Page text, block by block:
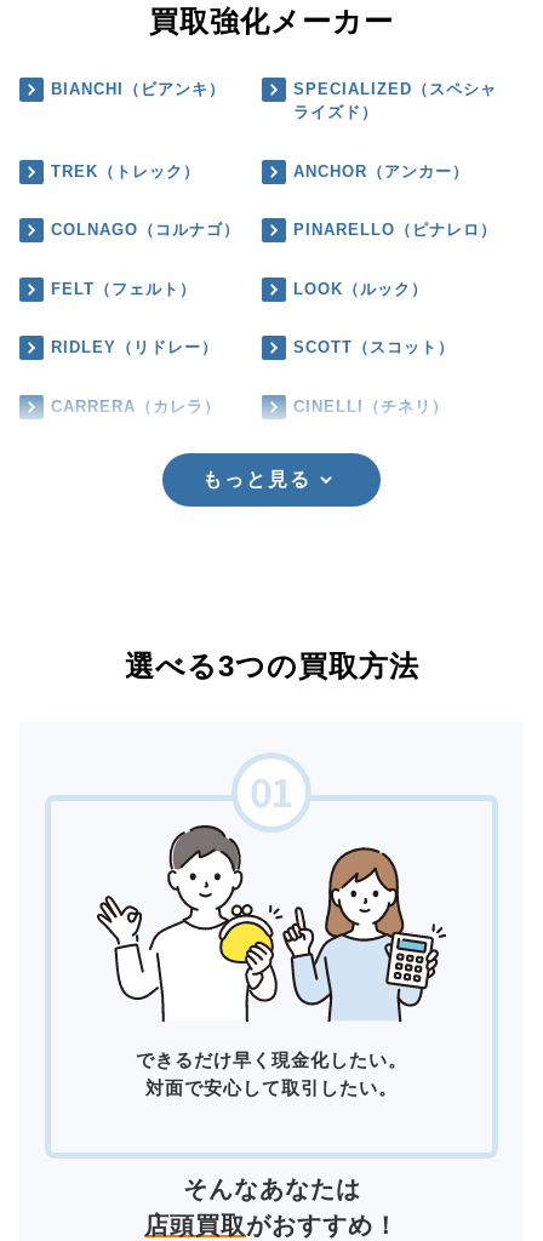
買取強化メーカー
BIANCHI（ビアンキ）
SPECIALIZED（スペシャ
ライズド）
TREK（トレック） ANCHOR（アンカー）
COLNAGO（コルナゴ） PINARELLO（ピナレロ）
FELT（フェルト） LOOK（ルック）
RIDLEY（リドレー） SCOTT（スコット）
CARRERA（カレラ） CINELLI（チネリ）
もっと見る
選べる3つの買取方法
できるだけ早く現金化したい。
対面で安心して取引したい。
そんなあなたは
店頭買取がおすすめ！